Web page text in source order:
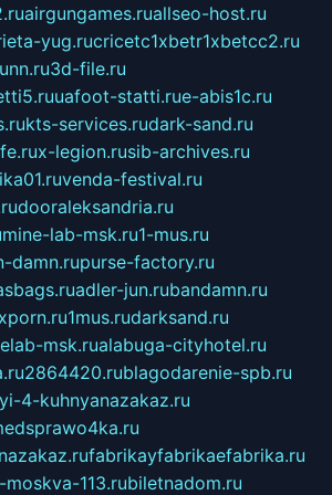
airgungames.ruallseo-host.ru
yug.rucricetc1xbetr1xbetcc2.ru
3d-file.ru
uafoot-statti.rue-abis1c.ru
kts-services.rudark-sand.ru
x-legion.rusib-archives.ru
venda-festival.ru
dooraleksandria.ru
mine-lab-msk.ru1-mus.ru
damn.rupurse-factory.ru
adler-jun.rubandamn.ru
1mus.rudarksand.ru
msk.rualabuga-cityhotel.ru
2864420.rublagodarenie-spb.ru
4-kuhnyanazakaz.ru
fabrikayfabrikaefabrika.ru
113.rubiletnadom.ru